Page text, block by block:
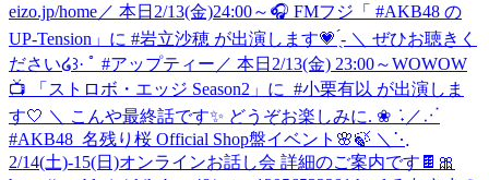
eizo.jp/home／ 本日2/13(金)24:00～🎧 FMフジ「 #AKB48 の
UP-Tension」に #岩立沙穂 が出演します💗 ̖́- ＼ ぜひお聴きく
ださい໒꒱· ﾟ #アップティー ‎／ ‎本日2/13(金) 23:00～WOWOW
📺 ‎「ストロボ・エッジ Season2」に ‎ ⁦‪#小栗有以‬⁩ が出演しま
す🤍 ‎＼ ‎こんや最終話です✨ ‎どうぞお楽しみに. ❀ ݁ ˖ ／⋰
#AKB48_名残り桜 Official Shop盤イベント🌸🍃 ＼⋱
2/14(土)-15(日)オンラインお話し会 詳細のご案内です🍫🎀